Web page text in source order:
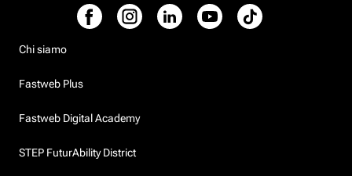
Chi siamo
Fastweb Plus
Fastweb Digital Academy
STEP FuturAbility District